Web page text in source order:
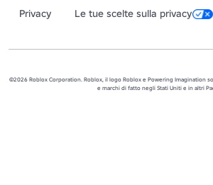
Privacy
Le tue scelte sulla privacy
©2026 Roblox Corporation. Roblox, il logo Roblox e Powering Imagination
e marchi di fatto negli Stati Uniti e in altri